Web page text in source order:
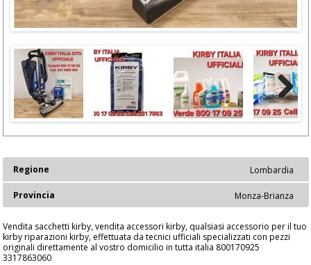
Next
Lombardia
Regione
Monza-Brianza
Provincia
Vendita sacchetti kirby, vendita accessori kirby, qualsiasi accessorio per il tuo
kirby riparazioni kirby, effettuata da tecnici ufficiali specializzati con pezzi
originali direttamente al vostro domicilio in tutta italia 800170925
3317863060